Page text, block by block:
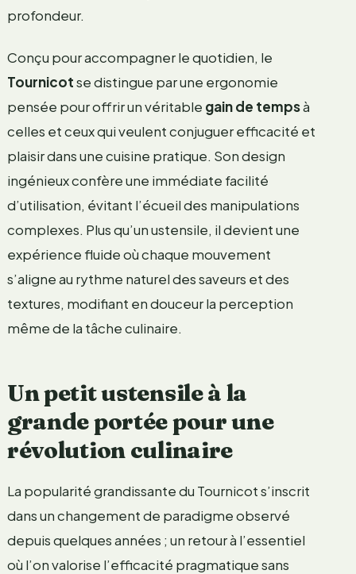
profondeur.
Conçu pour accompagner le quotidien, le
Tournicotse distingue par une ergonomie
pensée pour offrir un véritable gain de tempsà
celles et ceux qui veulent conjuguer efficacité et
plaisir dans une cuisine pratique. Son design
ingénieux confère une immédiate facilité
d’utilisation, évitant l’écueil des manipulations
complexes. Plus qu’un ustensile, il devient une
expérience fluide où chaque mouvement
s’aligne au rythme naturel des saveurs et des
textures, modifiant en douceur la perception
même de la tâche culinaire.
Un petit ustensile à la
grande portée pour une
révolution culinaire
La popularité grandissante du Tournicot s’inscrit
dans un changement de paradigme observé
depuis quelques années ; un retour à l’essentiel
où l’on valorise l’efficacité pragmatique sans